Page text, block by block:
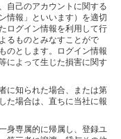
自己のアカウントに関する
情報」といいます）を適切
ログイン情報を利用して行
るものとみなすことがで
のとします。ログイン情報
によって生じた損害に関す
に知られた場合、または第
た場合は、直ちに当社に報
身専属的に帰属し、登録ユ